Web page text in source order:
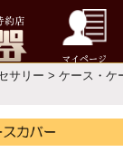
マイページ
サリー > ケース・ケ
ーム